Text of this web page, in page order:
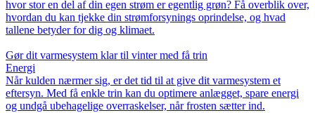
hvor stor en del af din egen strøm er egentlig grøn? Få overblik over,
hvordan du kan tjekke din strømforsynings oprindelse, og hvad
tallene betyder for dig og klimaet.
Gør dit varmesystem klar til vinter med få trin
Energi
Når kulden nærmer sig, er det tid til at give dit varmesystem et
eftersyn. Med få enkle trin kan du optimere anlægget, spare energi
og undgå ubehagelige overraskelser, når frosten sætter ind.